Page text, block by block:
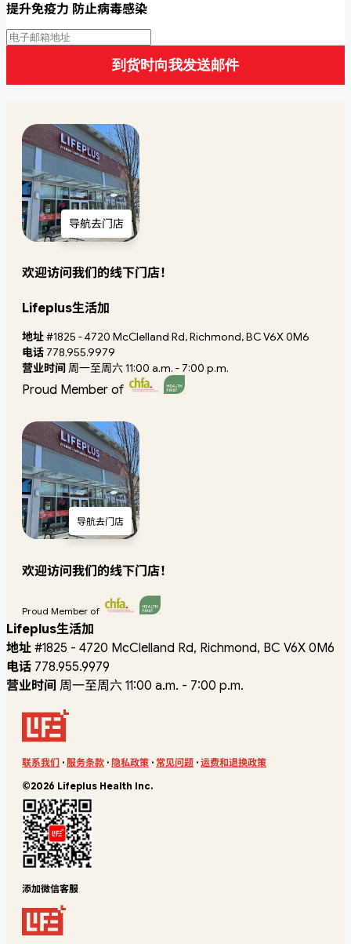
提升免疫力 防止病毒感染
到货时向我发送邮件
导航去门店
欢迎访问我们的线下门店！
Lifeplus生活加
地址#1825 - 4720 McClelland Rd, Richmond, BC V6X 0M6
电话 778.955.9979
营业时间 周一至周六 11:00 a.m. - 7:00 p.m.
Proud Member of
导航去门店
欢迎访问我们的线下门店！
Proud Member of
Lifeplus生活加
地址 #1825 - 4720 McClelland Rd, Richmond, BC V6X 0M6
电话 778.955.9979
营业时间 周一至周六 11:00 a.m. - 7:00 p.m.
联系我们 · 服务条款 · 隐私政策 · 常见问题 · 运费和退换政策
©2026 Lifeplus Health Inc.
添加微信客服